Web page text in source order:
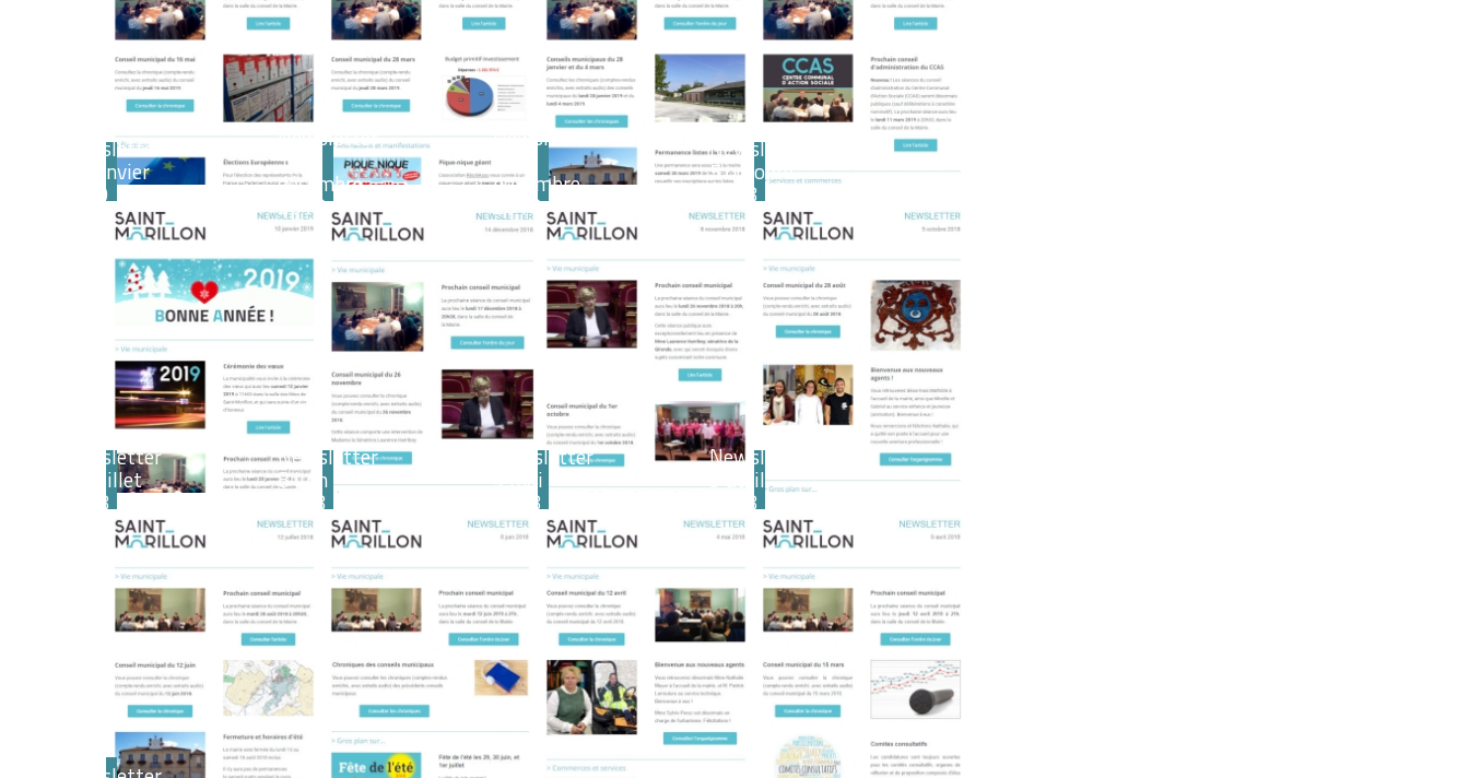
Newsletter
10 janvier
2019
Newsletter
14
décembre
2018
Newsletter
novembre
2018
Newsletter
5 octobre
2018
Newsletter
12 juillet
2018
Newsletter
8 juin
2018
Newsletter
4 mai
2018
Newsletter
9 avril
2018